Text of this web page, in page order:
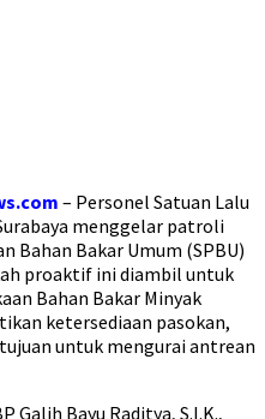
– Personel Satuan Lalu
menggelar patroli
Bahan Bakar Umum (SPBU)
proaktif ini diambil untuk
Bahan Bakar Minyak
ketersediaan pasokan,
untuk mengurai antrean
Galih Bayu Raditya, S.I.K.,